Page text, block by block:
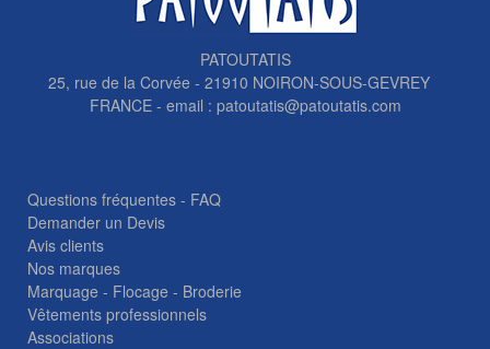
PATOUTATIS
25, rue de la Corvée - 21910 NOIRON-SOUS-GEVREY
FRANCE - email : patoutatis@patoutatis.com
Questions fréquentes - FAQ
Demander un Devis
Avis clients
Nos marques
Marquage - Flocage - Broderie
Vêtements professionnels
Associations